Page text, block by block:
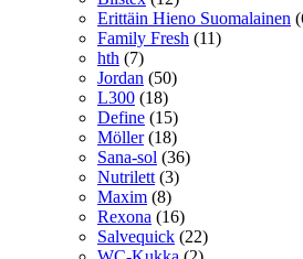
Erittäin Hieno Suomalainen
Family Fresh (11)
hth (7)
Jordan (50)
L300 (18)
Define (15)
Möller (18)
Sana-sol (36)
Nutrilett (3)
Maxim (8)
Rexona (16)
Salvequick (22)